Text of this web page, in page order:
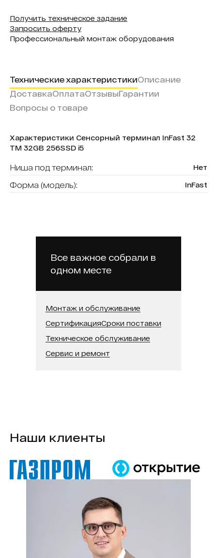
Получить техническое задание
Запросить оферту
Профессиональный монтаж оборудования
Технические характеристикиОписание
ДоставкаОплатаОтзывыГарантии
Вопросы о товаре
Характеристики Сенсорный терминал InFast 32
ТМ 32GB 256SSD i5
Ниша под терминал: Нет
Форма (модель): InFast
Модель процессора: Intel Core i5
Встроенная память (SSD):
Оперативная память:
Диагональ:
Все важное собрали в
одном месте
Монтаж и обслуживание
СертификацияСроки поставки
Техническое обслуживание
Сервис и ремонт
Наши клиенты